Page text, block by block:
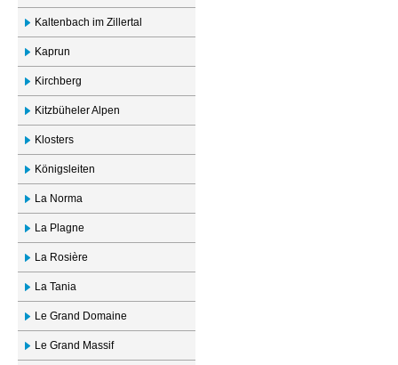
Kaltenbach im Zillertal
Kaprun
Kirchberg
Kitzbüheler Alpen
Klosters
Königsleiten
La Norma
La Plagne
La Rosière
La Tania
Le Grand Domaine
Le Grand Massif